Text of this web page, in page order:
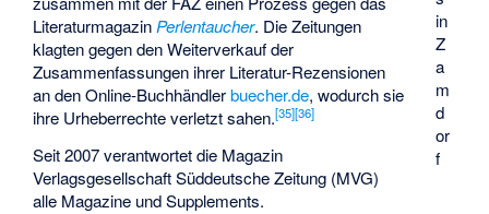
in
Z
a
m
d
or
f
Literaturmagazin Perlentaucher. Die Zeitungen
klagten gegen den Weiterverkauf der
Zusammenfassungen ihrer Literatur-Rezensionen
an den Online-Buchhändlerbuecher.de, wodurch sie
ihre Urheberrechte verletzt sahen.[35][36]
Seit 2007 verantwortet die Magazin
Verlagsgesellschaft Süddeutsche Zeitung (MVG)
alle Magazine und Supplements.